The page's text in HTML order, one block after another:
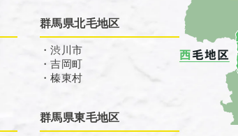
群馬県北毛地区
・渋川市
・吉岡町
・榛東村
群馬県東毛地区